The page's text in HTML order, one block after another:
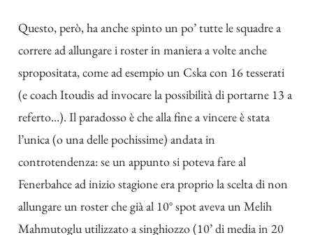
Questo, però, ha anche spinto un po’ tutte le squadre a
correre ad allungare i roster in maniera a volte anche
spropositata, come ad esempio un Cska con 16 tesserati
(e coach Itoudis ad invocare la possibilità di portarne 13 a
referto…). Il paradosso è che alla fine a vincere è stata
l’unica (o una delle pochissime) andata in
controtendenza: se un appunto si poteva fare al
Fenerbahce ad inizio stagione era proprio la scelta di non
allungare un roster che già al 10° spot aveva un Melih
Mahmutoglu utilizzato a singhiozzo (10’ di media in 20